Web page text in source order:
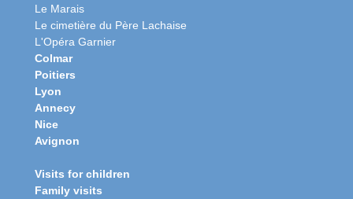
Le Marais
Le cimetière du Père Lachaise
L'Opéra Garnier
Colmar
Poitiers
Lyon
Annecy
Nice
Avignon
Visits for children
Family visits